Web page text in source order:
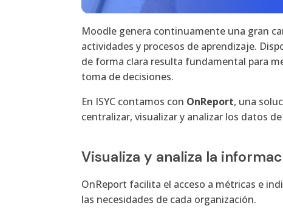
Moodle genera continuamente una gran
actividades y procesos de aprendizaje.
de forma clara resulta fundamental para
toma de decisiones.
En ISYC contamos con OnReport, una
centralizar, visualizar y analizar los datos
Visualiza y analiza la
OnReport facilita el acceso a métricas e
las necesidades de cada organización.